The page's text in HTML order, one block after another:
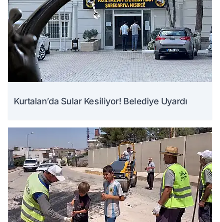
Kurtalan’da Sular Kesiliyor! Belediye Uyardı